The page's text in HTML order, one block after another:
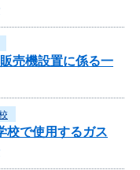
売機設置に係る一
校で使用するガス